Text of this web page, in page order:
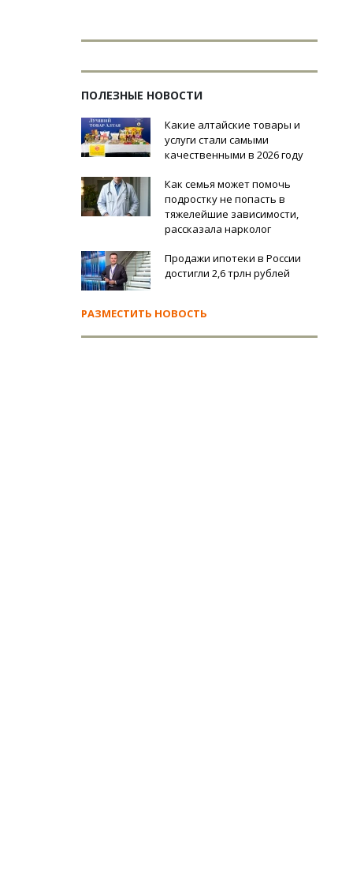
ПОЛЕЗНЫЕ НОВОСТИ
Какие алтайские товары и
услуги стали самыми
качественными в 2026 году
Как семья может помочь
подростку не попасть в
тяжелейшие зависимости,
рассказала нарколог
Продажи ипотеки в России
достигли 2,6 трлн рублей
РАЗМЕСТИТЬ НОВОСТЬ